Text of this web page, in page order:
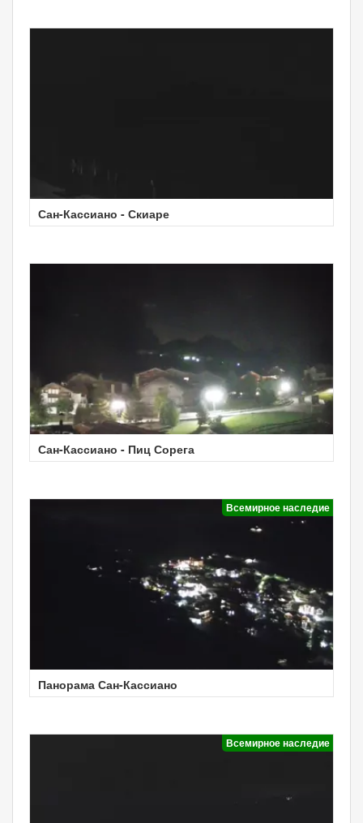
Сан-Кассиано - Скиаре
Сан-Кассиано - Пиц Сорега
Всемирное наследие
Панорама Сан-Кассиано
Всемирное наследие